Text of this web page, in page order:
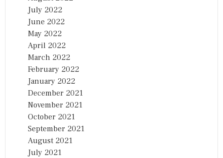
July 2022
June 2022
May 2022
April 2022
March 2022
February 2022
January 2022
December 2021
November 2021
October 2021
September 2021
August 2021
July 2021